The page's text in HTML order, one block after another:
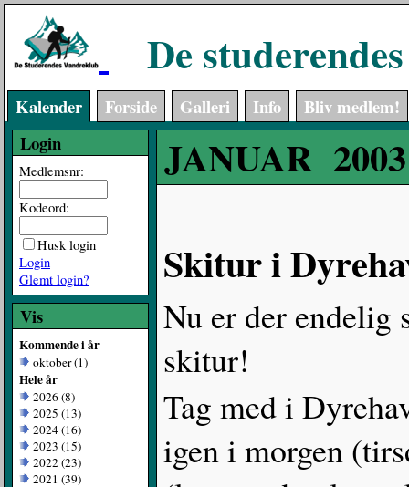
De
Kalender Forside Galleri Info
Bliv medlem!
Login
Medlemsnr:
Kodeord:
Husk login
Login
Glemt login?
Vis
Kommende i år
oktober (1)
Hele år
2026 (8)
2025 (13)
2024 (16)
2023 (15)
2022 (23)
2021 (39)
JANUAR 2003
Skitur i
Nu er der endelig
skitur!
Tag med i
igen i morgen